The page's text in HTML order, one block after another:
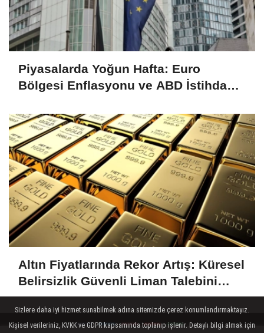
Piyasalarda Yoğun Hafta: Euro
Bölgesi Enflasyonu ve ABD İstihdam
Altın Fiyatlarında Rekor Artış: Küresel
Belirsizlik Güvenli Liman Talebini
Artırıyor
Sizlere daha iyi hizmet sunabilmek adına sitemizde çerez konumlandırmaktayız.
Kişisel verileriniz, KVKK ve GDPR kapsamında toplanıp işlenir. Detaylı bilgi almak için